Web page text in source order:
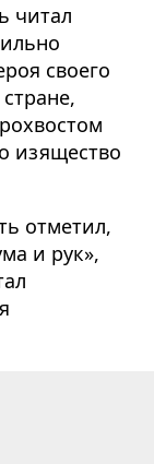
читал
своего
изящество
отметил,
и рук»,